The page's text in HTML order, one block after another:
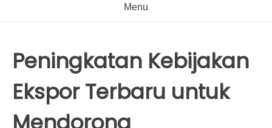
Menu
Peningkatan Kebijakan
Ekspor Terbaru untuk